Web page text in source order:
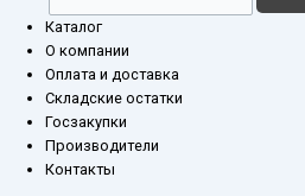
Каталог
О компании
Оплата и доставка
Складские остатки
Госзакупки
Производители
Контакты